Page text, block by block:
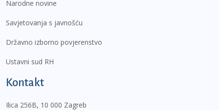
Narodne novine
Savjetovanja s javnošću
Državno izborno povjerenstvo
Ustavni sud RH
Kontakt
Ilica 256B, 10 000 Zagreb